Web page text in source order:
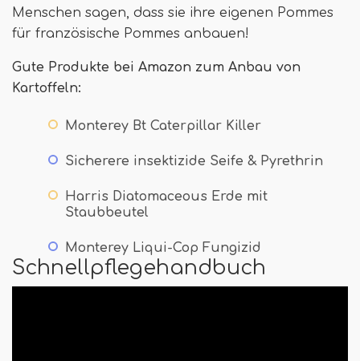
Menschen sagen, dass sie ihre eigenen Pommes
für französische Pommes anbauen!
Gute Produkte bei Amazon zum Anbau von
Kartoffeln:
Monterey Bt Caterpillar Killer
Sicherere insektizide Seife & Pyrethrin
Harris Diatomaceous Erde mit
Staubbeutel
Monterey Liqui-Cop Fungizid
Schnellpflegehandbuch